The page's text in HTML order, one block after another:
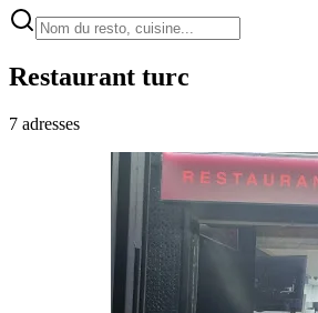
Restaurant turc
7 adresses